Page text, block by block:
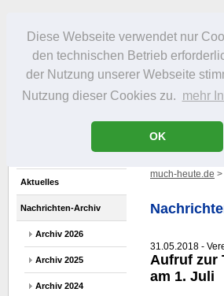
Diese Webseite verwendet nur
den technischen Betrieb
der Nutzung unserer Webseite
Nutzung dieser Cookies zu. mehr
OK
Portrait Infos Freizeit
Aktuelles
Nachrichten-Archiv
Archiv 2026
Archiv 2025
Archiv 2024
much-heute.de >
31.05.2018 -
Aufruf zur
am 1. Juli